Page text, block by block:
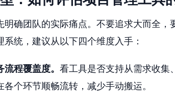
明确团队的实际痛点。不要追求大而全
系统，建议从以下四个维度入手：
程覆盖度。 看工具是否支持从需求收集
各个环节顺畅流转，减少手动搬运。